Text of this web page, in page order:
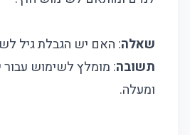
שאלה: האם יש הגבלת גיל
תשובה
ומעלה.